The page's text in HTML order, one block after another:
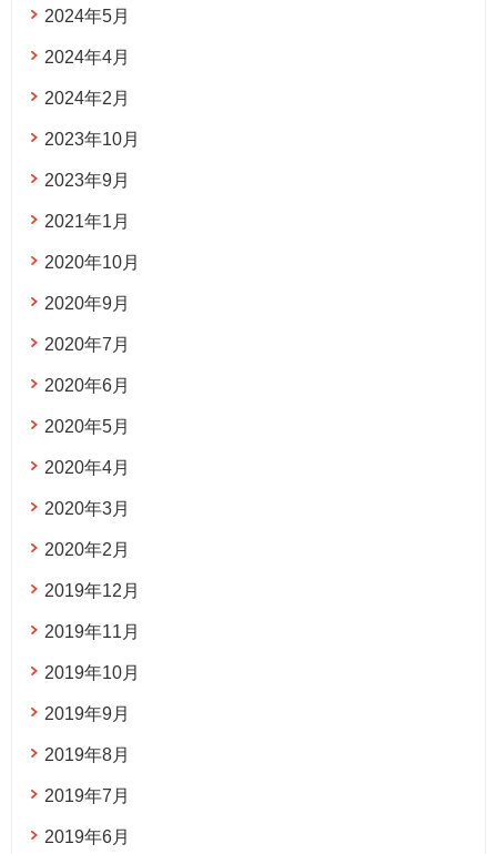
2024年5月
2024年4月
2024年2月
2023年10月
2023年9月
2021年1月
2020年10月
2020年9月
2020年7月
2020年6月
2020年5月
2020年4月
2020年3月
2020年2月
2019年12月
2019年11月
2019年10月
2019年9月
2019年8月
2019年7月
2019年6月